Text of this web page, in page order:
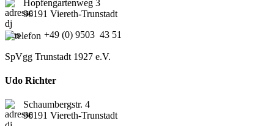
Hopfengartenweg 3
96191 Viereth-Trunstadt
+49 (0) 9503 43 51
SpVgg Trunstadt 1927 e.V.
Udo Richter
Schaumbergstr. 4
96191 Viereth-Trunstadt